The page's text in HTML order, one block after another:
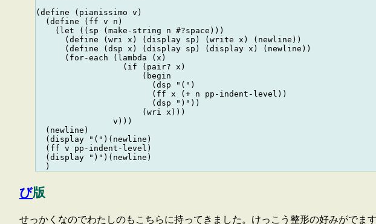
(define (pianissimo v)
  (define (ff v n)
    (let ((sp (make-string n #?space)))
      (define (wri x) (display sp) (write x) (newline))
      (define (dsp x) (display sp) (display x) (newline))
      (for-each (lambda (x)
                  (if (pair? x)
                      (begin
                        (dsp "(")
                        (ff x (+ n pp-indent-level))
                        (dsp ")"))
                      (wri x)))
                v)))
  (newline)
  (display "(")(newline)
  (ff v pp-indent-level)
  (display ")")(newline)
び版
せっかくなのでわたしのもこちらに持ってきました。けっこう整形の好みがでます